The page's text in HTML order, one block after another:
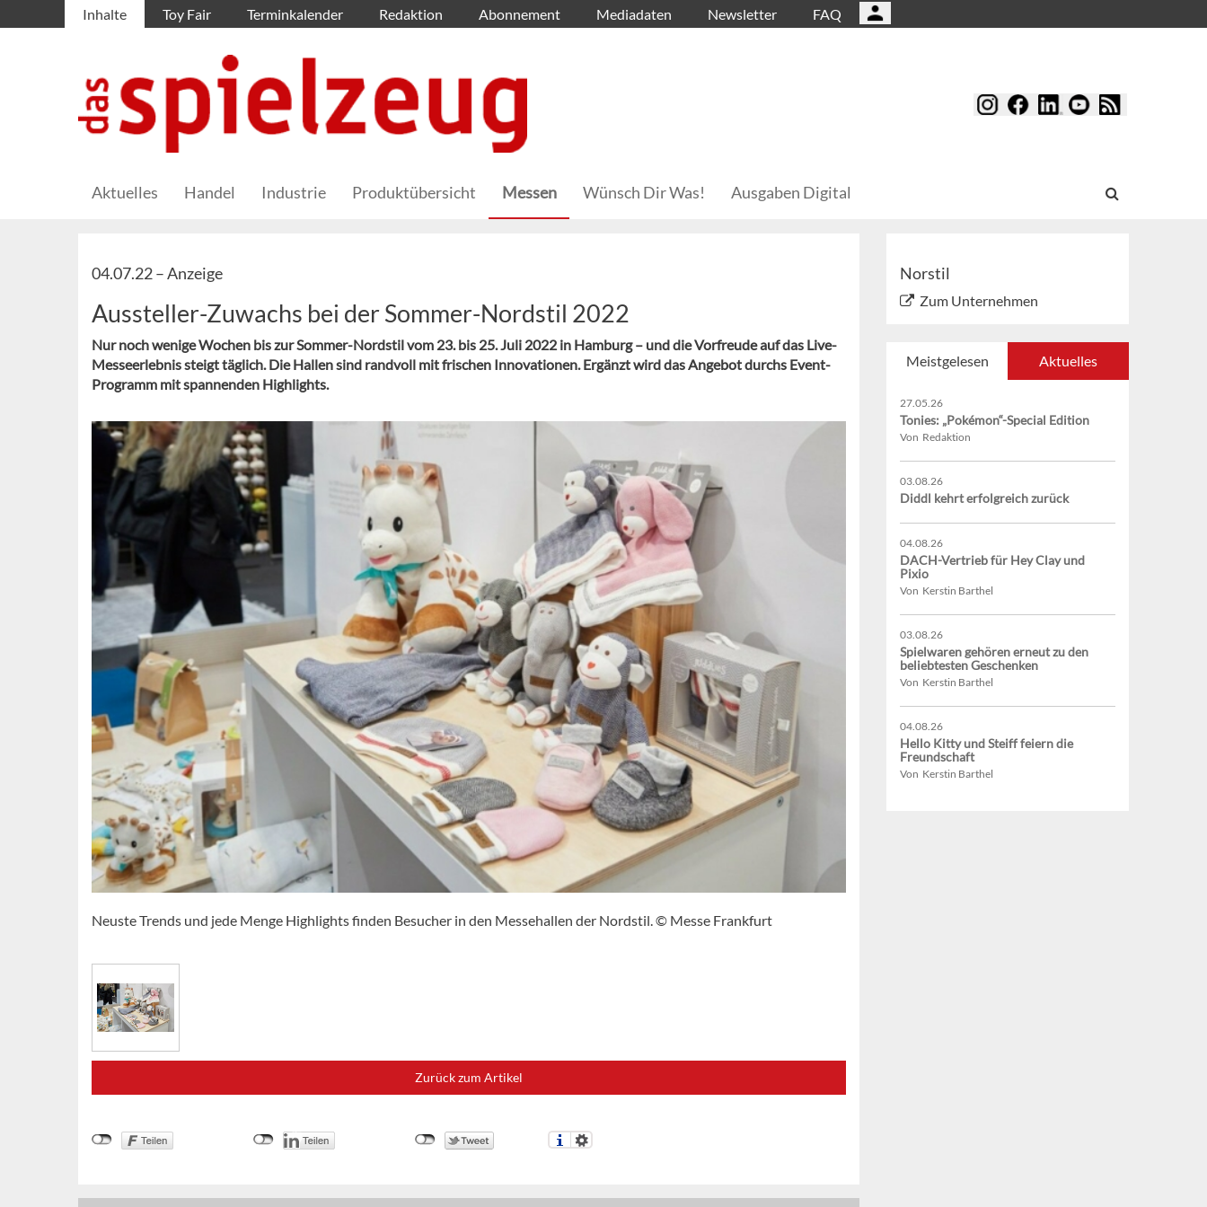
Inhalte Toy Fair Terminkalender Redaktion Abonnement Mediadaten Newsletter FAQ
Aktuelles Handel Industrie Produktübersicht Messen Wünsch Dir Was! Ausgaben Digital
04.07.22 –Anzeige
Aussteller-Zuwachs bei der Sommer-Nordstil 2022
Nur noch wenige Wochen bis zur Sommer-Nordstil vom 23. bis 25. Juli 2022 in Hamburg – und die Vorfreude auf das Live-
Messeerlebnis steigt täglich. Die Hallen sind randvoll mit frischen Innovationen. Ergänzt wird das Angebot durchs Event-
Programm mit spannenden Highlights.
Neuste Trends und jede Menge Highlights finden Besucher in den Messehallen der Nordstil. © Messe Frankfurt
Zurück zum Artikel
Norstil
Zum Unternehmen
Meistgelesen Aktuelles
27.05.26
Tonies: „Pokémon“-Special Edition
Von Redaktion
03.08.26
Diddl kehrt erfolgreich zurück
04.08.26
DACH-Vertrieb für Hey Clay und
Pixio
Von Kerstin Barthel
03.08.26
Spielwaren gehören erneut zu den
beliebtesten Geschenken
Von Kerstin Barthel
04.08.26
Hello Kitty und Steiff feiern die
Freundschaft
Von Kerstin Barthel